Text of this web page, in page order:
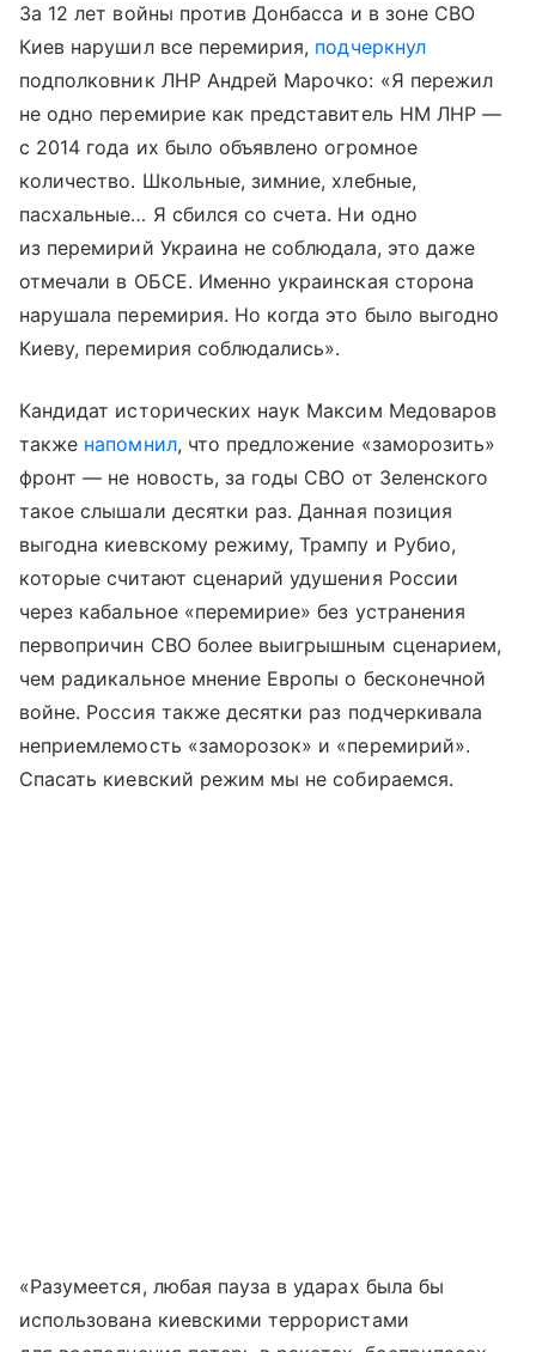
За 12 лет войны против Донбасса и в зоне СВО
Киев нарушил все перемирия, подчеркнул
подполковник ЛНР Андрей Марочко: «Я пережил
не одно перемирие как представитель НМ ЛНР —
с 2014 года их было объявлено огромное
количество. Школьные, зимние, хлебные,
пасхальные… Я сбился со счета. Ни одно
из перемирий Украина не соблюдала, это даже
отмечали в ОБСЕ. Именно украинская сторона
нарушала перемирия. Но когда это было выгодно
Киеву, перемирия соблюдались».
Кандидат исторических наук Максим Медоваров
также напомнил, что предложение «заморозить»
фронт — не новость, за годы СВО от Зеленского
такое слышали десятки раз. Данная позиция
выгодна киевскому режиму, Трампу и Рубио,
которые считают сценарий удушения России
через кабальное «перемирие» без устранения
первопричин СВО более выигрышным сценарием,
чем радикальное мнение Европы о бесконечной
войне. Россия также десятки раз подчеркивала
неприемлемость «заморозок» и «перемирий».
Спасать киевский режим мы не собираемся.
«Разумеется, любая пауза в ударах была бы
использована киевскими террористами